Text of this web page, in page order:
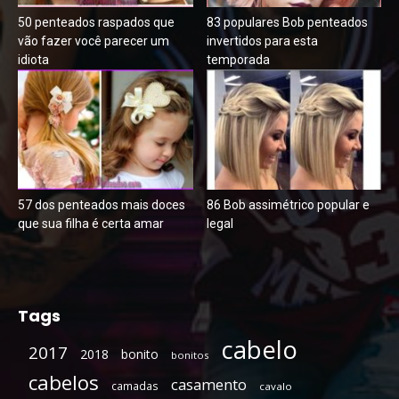
50 penteados raspados que
vão fazer você parecer um
idiota
83 populares Bob penteados
invertidos para esta
temporada
57 dos penteados mais doces
que sua filha é certa amar
86 Bob assimétrico popular e
legal
Tags
2017 2018 bonito bonitos cabelo
cabelos camadas casamento cavalo